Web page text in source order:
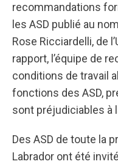
recommandations
les ASD publié au
Rose Ricciardelli, de
rapport, l’équipe de
conditions de travail
fonctions des ASD,
sont préjudiciables à
Des ASD de toute la
Labrador ont été